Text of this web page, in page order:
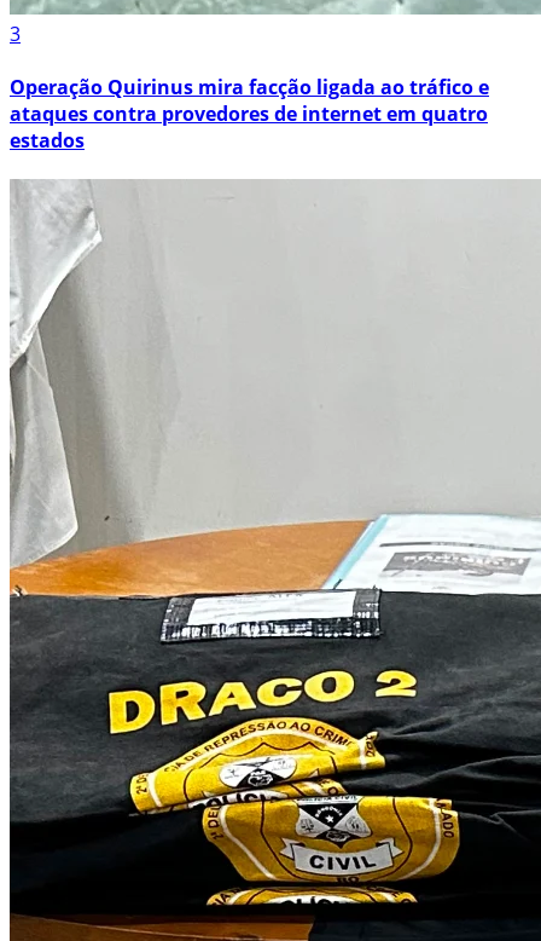
3
Operação Quirinus mira facção ligada ao tráfico e
ataques contra provedores de internet em quatro
estados